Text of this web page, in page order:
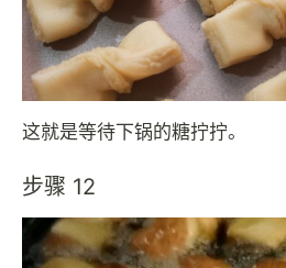
这就是等待下锅的糖拧拧。
步骤 12